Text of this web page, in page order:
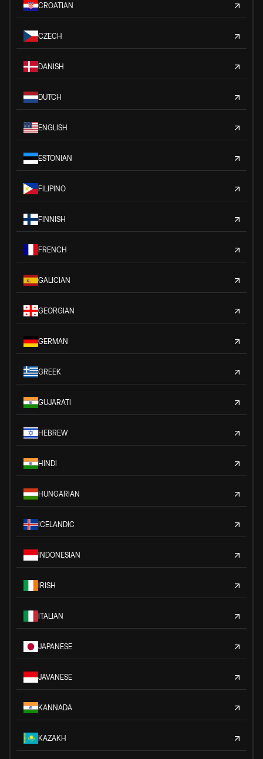
CROATIAN
CZECH
DANISH
DUTCH
ENGLISH
ESTONIAN
FILIPINO
FINNISH
FRENCH
GALICIAN
GEORGIAN
GERMAN
GREEK
GUJARATI
HEBREW
HINDI
HUNGARIAN
ICELANDIC
INDONESIAN
IRISH
ITALIAN
JAPANESE
JAVANESE
KANNADA
KAZAKH